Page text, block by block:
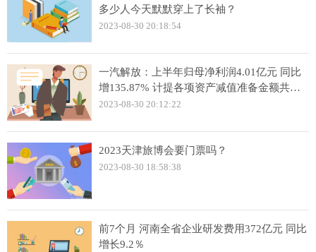
多少人今天默默穿上了长袖？
2023-08-30 20:18:54
一汽解放：上半年归母净利润4.01亿元 同比
增135.87% 计提各项资产减值准备金额共
7080.49万元
2023-08-30 20:12:22
2023天津旅博会要门票吗？
2023-08-30 18:58:38
前7个月 河南全省企业研发费用372亿元 同比
增长9.2％